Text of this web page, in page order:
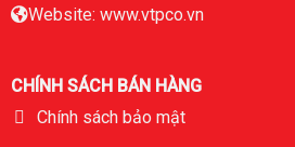
Website: www.vtpco.vn
CHÍNH SÁCH BÁN HÀNG
Chính sách bảo mật